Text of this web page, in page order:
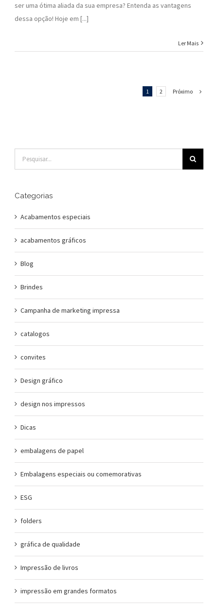
ser uma ótima aliada da sua empresa? Entenda as vantagens
dessa opção! Hoje em [...]
Ler Mais
1 2 Próximo
resultados
Categorias
Acabamentos especiais
acabamentos gráficos
Blog
Brindes
Campanha de marketing impressa
catalogos
convites
Design gráfico
design nos impressos
Dicas
embalagens de papel
Embalagens especiais ou comemorativas
ESG
folders
gráfica de qualidade
Impressão de livros
impressão em grandes formatos